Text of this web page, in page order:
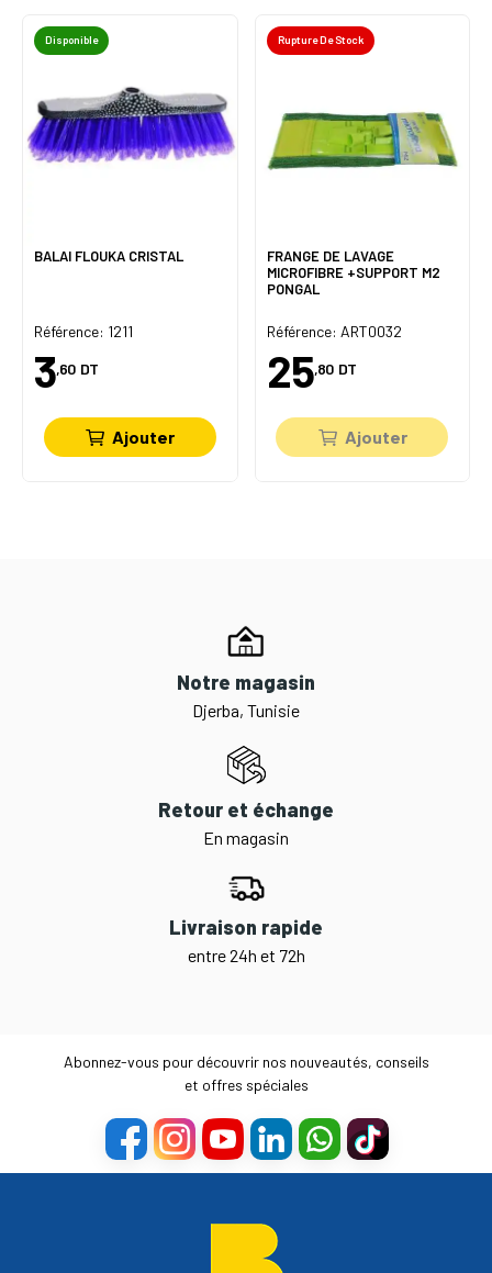
Disponible
BALAI FLOUKA CRISTAL
Référence: 1211
3,60 DT
Ajouter
Rupture De Stock
FRANGE DE LAVAGE
MICROFIBRE +SUPPORT M2
PONGAL
Référence: ART0032
25,80 DT
Ajouter
Notre magasin
Djerba, Tunisie
Retour et échange
En magasin
Livraison rapide
entre 24h et 72h
Abonnez-vous pour découvrir nos nouveautés, conseils
et offres spéciales